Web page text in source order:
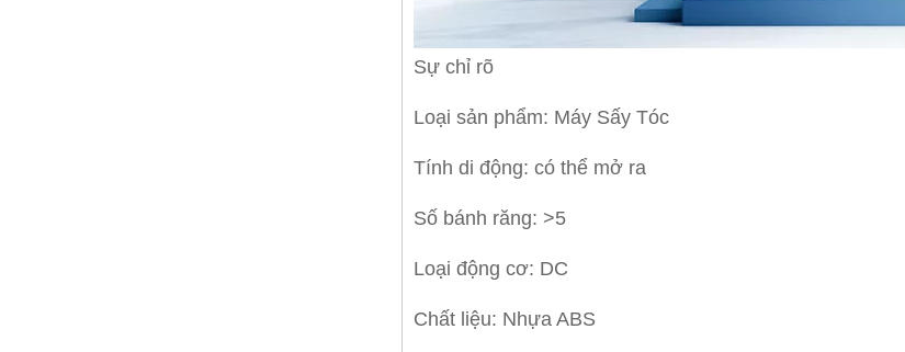
Sự chỉ rõ
Loại sản phẩm: Máy Sấy Tóc
Tính di động: có thể mở ra
Số bánh răng: >5
Loại động cơ: DC
Chất liệu: Nhựa ABS